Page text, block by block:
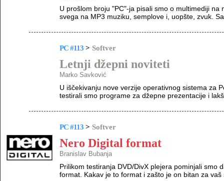
U prošlom broju "PC"-ja pisali smo o multimediji
svega na MP3 muziku, semplove i, uopšte, zvuk.
PC #113 > Softver
Letnji džepni noviteti
Marko Savković
U iščekivanju nove verzije operativnog sistema za
testirali smo programe za džepne prezentacije i
PC #113 > Softver
Nero Digital format
Branislav Bubanja
Prilikom testiranja DVD/DivX plejera pominjali smo
format. Kakav je to format i zašto je on bitan za vaš